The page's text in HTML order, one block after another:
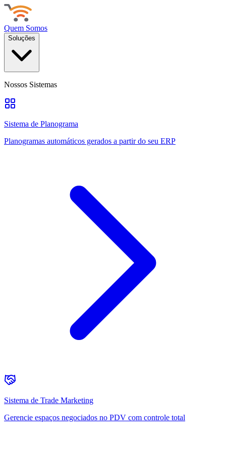
Quem Somos
Soluções
Nossos Sistemas
Sistema de Planograma
Planogramas automáticos gerados a partir do seu ERP
Sistema de Trade Marketing
Gerencie espaços negociados no PDV com controle total